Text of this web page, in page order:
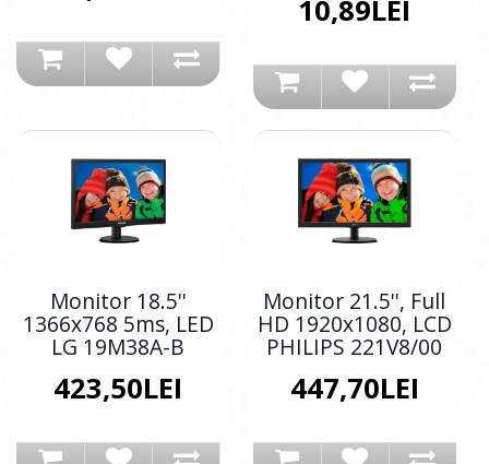
10,89LEI
Monitor 18.5''
1366x768 5ms, LED
LG 19M38A-B
423,50LEI
Monitor 21.5'', Full
HD 1920x1080, LCD
PHILIPS 221V8/00
447,70LEI